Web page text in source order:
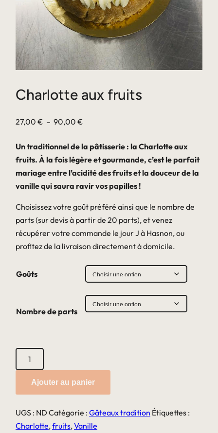
Charlotte aux fruits
27,00 € – 90,00 €
prix :
27,00 €
à
90,00 €
Un traditionnel de la pâtisserie : la Charlotte aux
fruits. À la fois légère et gourmande, c’est le parfait
mariage entre l’acidité des fruits et la douceur de la
vanille qui saura ravir vos papilles !
Choisissez votre goût préféré ainsi que le nombre de
parts (sur devis à partir de 20 parts), et venez
récupérer votre commande le jour J à Hasnon, ou
profitez de la livraison directement à domicile.
Goûts
Nombre de parts
de
Charlotte
aux
Ajouter au panier
UGS : ND Catégorie : Gâteaux tradition Étiquettes :
Charlotte,fruits,Vanille